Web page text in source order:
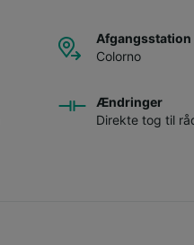
Afgangsstation
Colorno
Ændringer
Direkte tog til